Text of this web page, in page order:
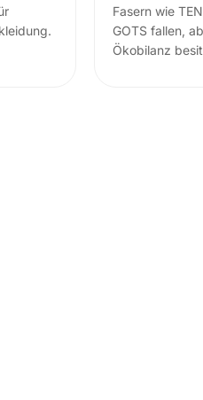
Fasern wie
GOTS fallen,
Ökobilanz